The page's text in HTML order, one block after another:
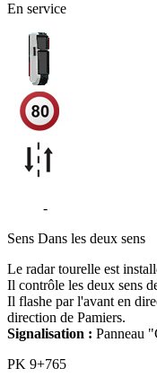
En service
-
Sens Dans les deux sens
Le radar tourelle est
Il contrôle les deux sens
Il flashe par l'avant en
direction de Pamiers.
Signalisation : Panneau
PK 9+765